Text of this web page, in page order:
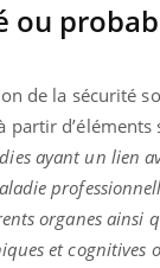
ou
de la sécurité
partir d’éléments
ayant un lien
organes ainsi
et cognitives